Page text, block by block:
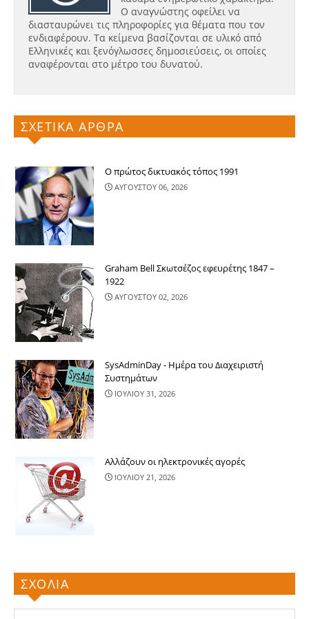
Ο αναγνώστης οφείλει να
διασταυρώνει τις πληροφορίες για θέματα που τον
ενδιαφέρουν. Τα κείμενα βασίζονται σε υλικό από
Ελληνικές και ξενόγλωσσες δημοσιεύσεις, οι οποίες
αναφέρονται στο μέτρο του δυνατού.
ΣΧΕΤΙΚΑ ΑΡΘΡΑ
Ο πρώτος δικτυακός τόπος 1991
ΑΥΓΟΥΣΤΟΥ 06, 2026
Graham Bell Σκωτσέζος εφευρέτης 1847 –
1922
ΑΥΓΟΥΣΤΟΥ 02, 2026
SysAdminDay - Ημέρα του Διαχειριστή
Συστημάτων
ΙΟΥΛΙΟΥ 31, 2026
Αλλάζουν οι ηλεκτρονικές αγορές
ΙΟΥΛΙΟΥ 21, 2026
ΣΧΟΛΙΑ